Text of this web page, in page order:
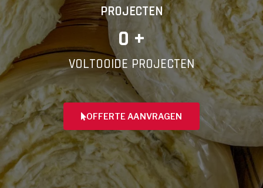
PROJECTEN
0 +
VOLTOOIDE PROJECTEN
OFFERTE AANVRAGEN